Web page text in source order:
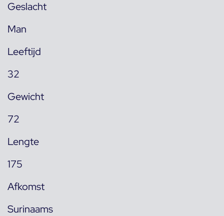
Geslacht
Man
Leeftijd
32
Gewicht
72
Lengte
175
Afkomst
Surinaams